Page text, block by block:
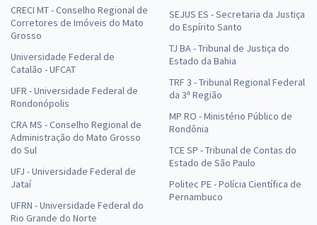
CRECI MT - Conselho Regional de
Corretores de Imóveis do Mato
Grosso
Universidade Federal de
Catalão - UFCAT
UFR - Universidade Federal de
Rondonópolis
CRA MS - Conselho Regional de
Administração do Mato Grosso
do Sul
UFJ - Universidade Federal de
Jataí
UFRN - Universidade Federal do
Rio Grande do Norte
SEJUS ES - Secretaria da Justiça
do Espírito Santo
TJ BA - Tribunal de Justiça do
Estado da Bahia
TRF 3 - Tribunal Regional Federal
da 3ª Região
MP RO - Ministério Público de
Rondônia
TCE SP - Tribunal de Contas do
Estado de São Paulo
Politec PE - Polícia Científica de
Pernambuco